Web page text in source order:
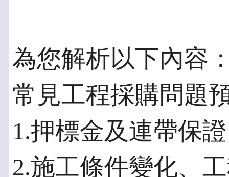
為您解析以下內容
常見工程採購問題
1.押標金及連帶保證
2.施工條件變化、